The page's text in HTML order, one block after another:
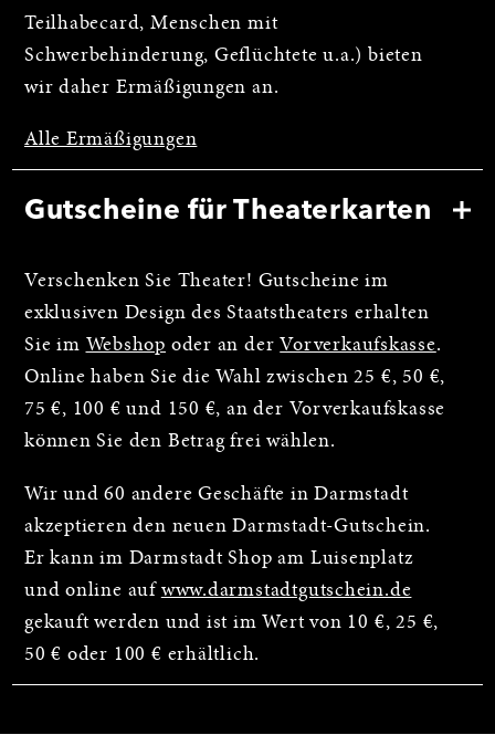
Teilhabecard, Menschen mit
Schwerbehinderung, Geflüchtete u.a.) bieten
wir daher Ermäßigungen an.
Alle Ermäßigungen
Gutscheine für Theaterkarten
Verschenken Sie Theater! Gutscheine im
exklusiven Design des Staatstheaters erhalten
Sie im Webshop oder an der Vorverkaufskasse.
Online haben Sie die Wahl zwischen 25 €, 50 €,
75 €, 100 € und 150 €, an der Vorverkaufskasse
können Sie den Betrag frei wählen.
Wir und 60 andere Geschäfte in Darmstadt
akzeptieren den neuen Darmstadt-Gutschein.
Er kann im Darmstadt Shop am Luisenplatz
und online auf www.darmstadtgutschein.de
gekauft werden und ist im Wert von 10 €, 25 €,
50 € oder 100 € erhältlich.